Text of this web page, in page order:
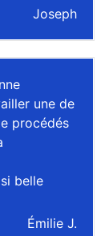
Joseph
une de
procédés
belle
Émilie J.